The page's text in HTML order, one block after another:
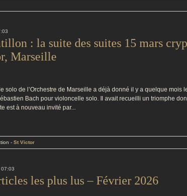
: la suite des suites 15 mars
Marseille
solo de l’Orchestre de Marseille a déjà donné il y a quelque mois
Bach pour violoncelle solo. Il avait recueilli un triomphe
est à nouveau invité par...
- St Victor
07:03
les plus lus – Février 2026